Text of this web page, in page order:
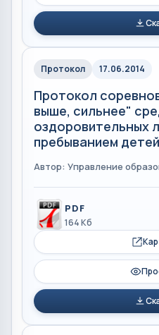
Протокол 17.06.2014
Протокол
выше, сильнее"
оздоровительных
пребыванием
Автор: Управление
PDF
164 Кб